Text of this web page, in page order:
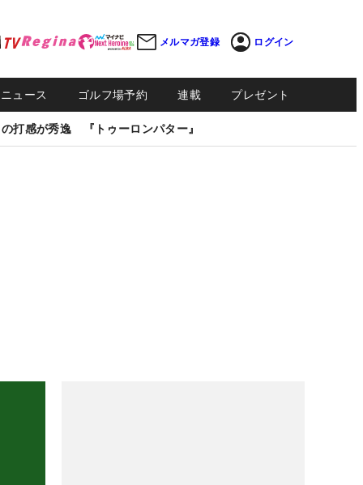
メルマガ登録 ログイン
ュース ゴルフ場予約 連載 プレゼント
打感が秀逸 『トゥーロンパター』